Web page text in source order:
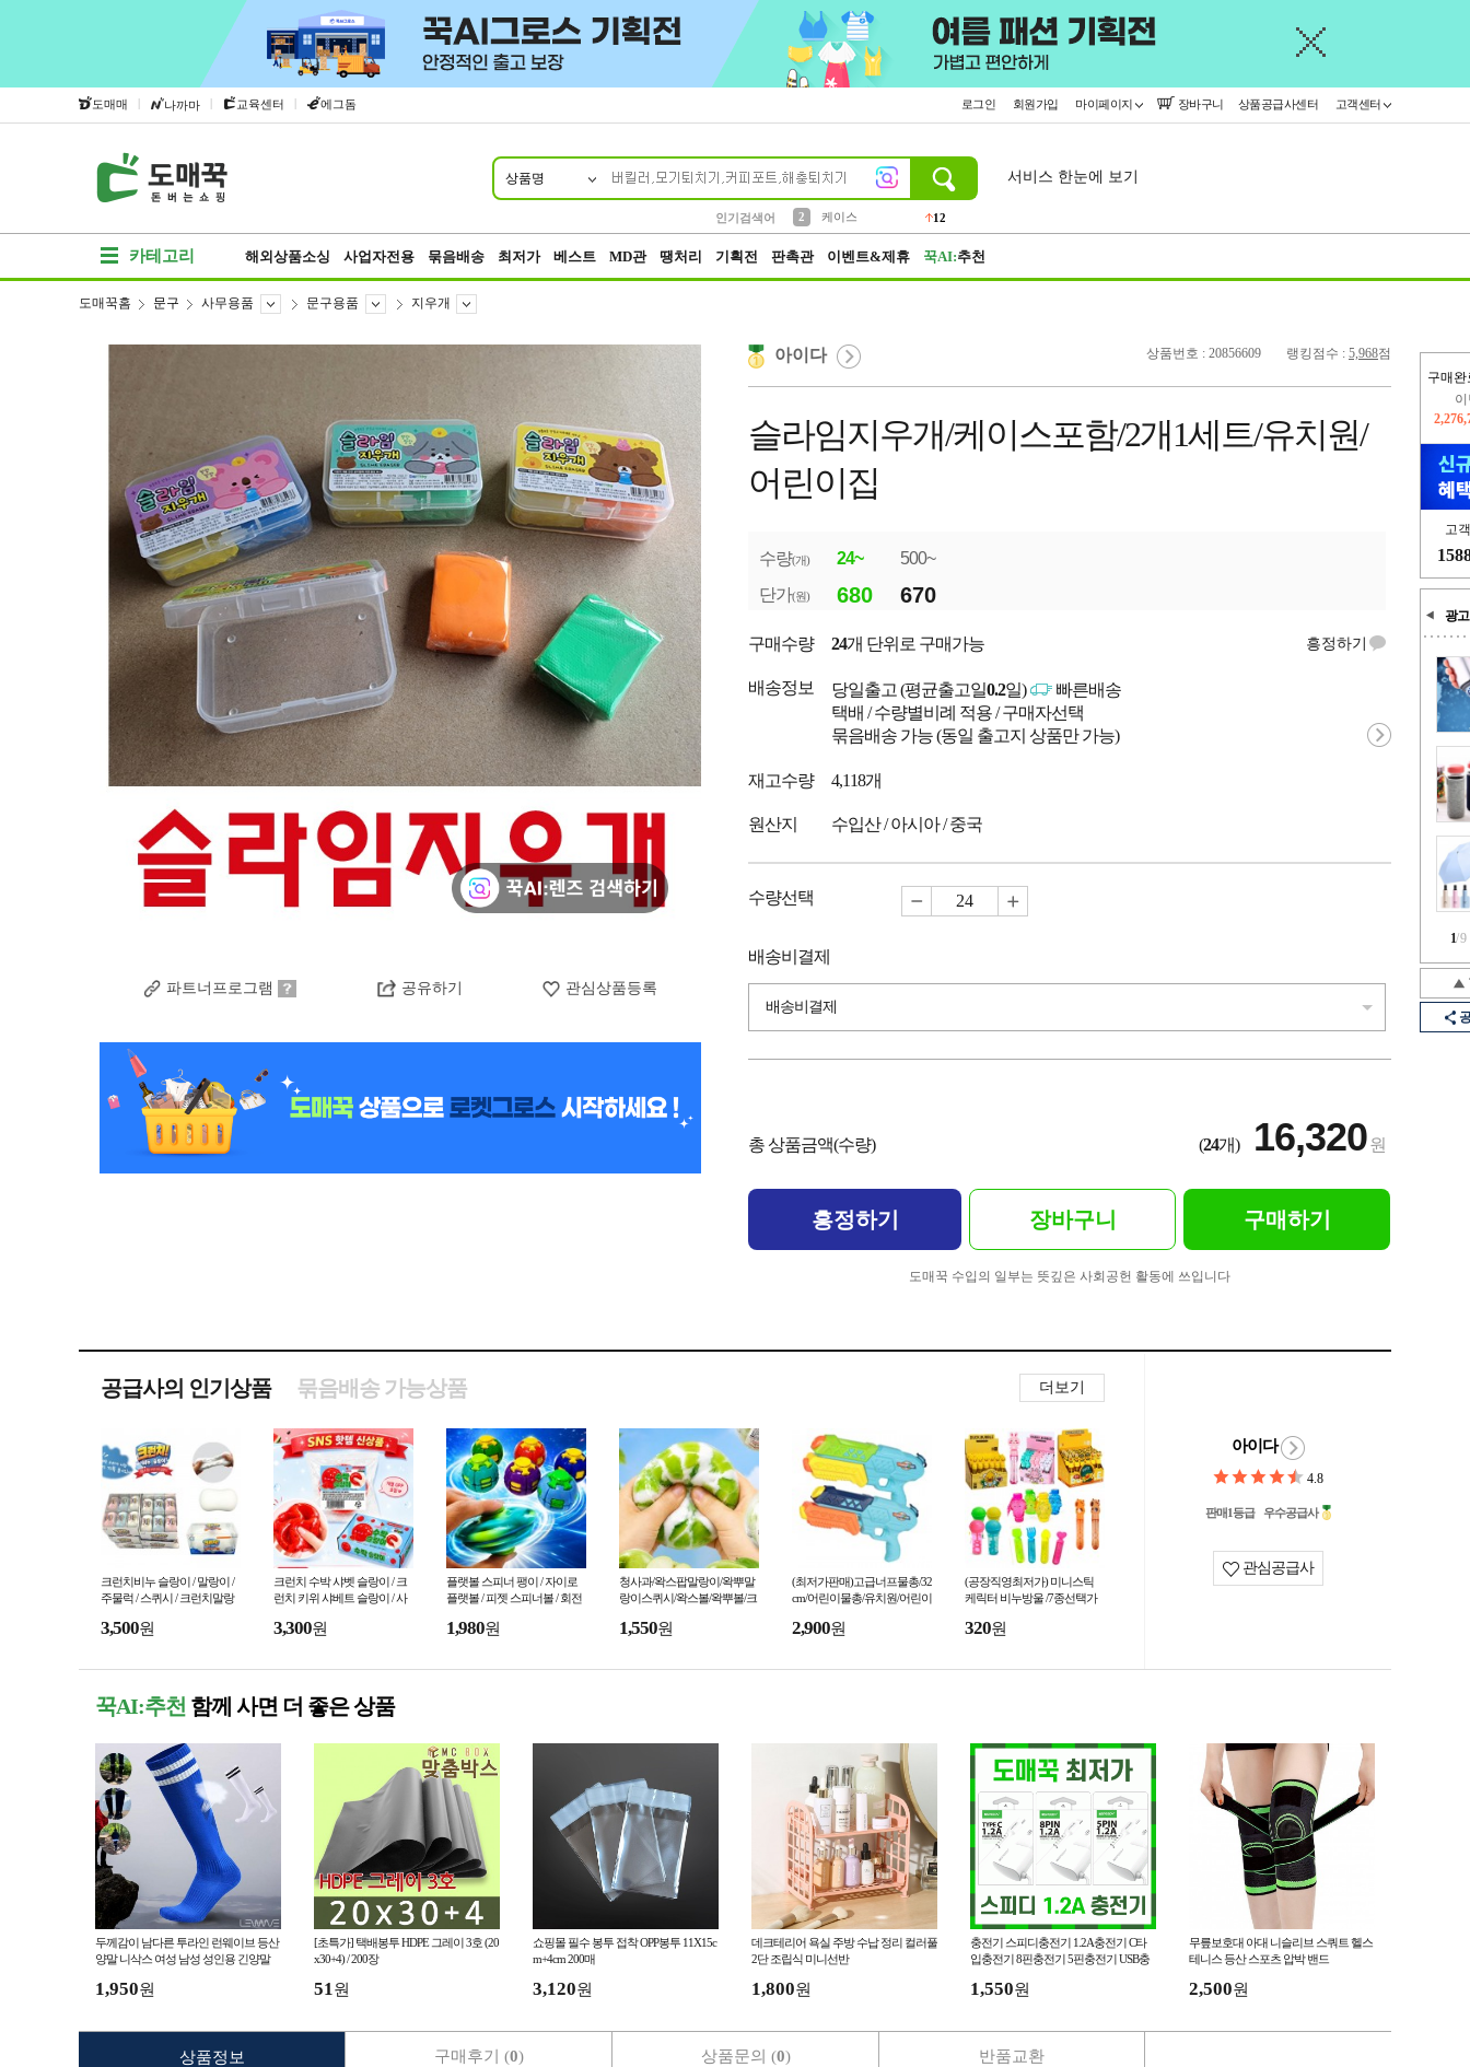
도매매 | 나까마 | 교육센터 | 에그돔 로그인 회원가입 마이페이지 장바구니 상품공급사센터 고객센터
상품명
인기검색어
2
케이스
12
서비스 한눈에 보기
카테고리 해외상품소싱 사업자전용 묶음배송 최저가 베스트 MD관 땡처리 기획전 판촉관 이벤트&제휴 꾹AI:추천
구매완
고
광고
1/9
도매꾹홈 문구 사무용품 문구용품 지우개
파트너프로그램 공유하기 관심상품등록
상품번호 : 20856609 랭킹점수 : 5,968점
아이다
슬라임지우개/케이스포함/2개1세트/유치원/
어린이집
수량(개) 24~
500~
단가(원) 680 670
구매수량 24개 단위로 구매가능 흥정하기
배송정보 당일출고 (평균출고일0.2일)
빠른배송
택배 / 수량별비례 적용 / 구매자선택
묶음배송 가능 (동일 출고지 상품만 가능)
재고수량 4,118개
원산지 수입산 / 아시아 / 중국
수량선택
배송비결제
배송비결제
총 상품금액(수량) (24개) 16,320원
흥정하기 장바구니 구매하기
도매꾹 수입의 일부는 뜻깊은 사회공헌 활동에 쓰입니다
공급사의 인기상품 더보기
묶음배송 가능상품
크런치비누 슬랑이 / 말랑이 /
주물럭 / 스퀴시 / 크런치말랑
젯토이
3,500원
크런치 수박 샤벳 슬랑이 / 크
런치 키위 샤베트 슬랑이 / 사
3,300원
플랫볼 스피너 팽이 / 자이로
플랫볼 / 피젯 스피너볼 / 회전
1,980원
청사과/왁스팝말랑이/왁뿌말
랑이스퀴시/왁스볼/왁뿌볼/크
크림 말랑이
1,550원
(최저가판매)고급너프물총/32
cm/어린이물총/유치원/어린이
2,900원
(공장직영최저가) 미니스틱
케릭터 비누방울 /7종선택가
비눗방울 /여름/kc인증
320원
아이다
4.8
판매1등급 우수공급사
관심공급사
꾹AI:추천 함께 사면 더 좋은 상품
두께감이 남다른 투라인 런웨이브 등산
양말 니삭스 여성 남성 성인용 긴양말
1,950원
[초특가] 택배봉투 HDPE 그레이 3호 (20
x30+4) / 200장
51원
쇼핑몰 필수 봉투 접착 OPP봉투 11X15c
m+4cm 200매
3,120원
데크테리어 욕실 주방 수납 정리 컬러풀
2단 조립식 미니선반
1,800원
충전기 스피디충전기 1.2A충전기 C타
입충전기 8핀충전기 5핀충전기 USB충
1,550원
무릎보호대 아대 니슬리브 스쿼트 헬스
테니스 등산 스포츠 압박 밴드
2,500원
상품정보 구매후기 (0) 상품문의 (0) 반품교환